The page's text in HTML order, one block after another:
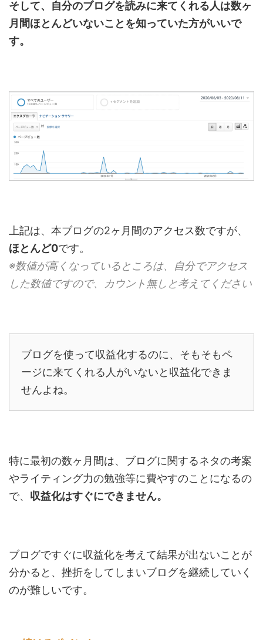
そして、自分のブログを読みに来てくれる人は数ヶ
月間ほとんどいないことを知っていた方がいいで
す。
上記は、本ブログの2ヶ月間のアクセス数ですが、
ほとんど0です。
※数値が高くなっているところは、自分でアクセス
した数値ですので、カウント無しと考えてください
ブログを使って収益化するのに、そもそもペ
ージに来てくれる人がいないと収益化できま
せんよね。
特に最初の数ヶ月間は、ブログに関するネタの考案
やライティング力の勉強等に費やすのことになるの
で、 収益化はすぐにできません。
ブログですぐに収益化を考えて結果が出ないことが
分かると、挫折をしてしまいブログを継続していく
のが難しいです。